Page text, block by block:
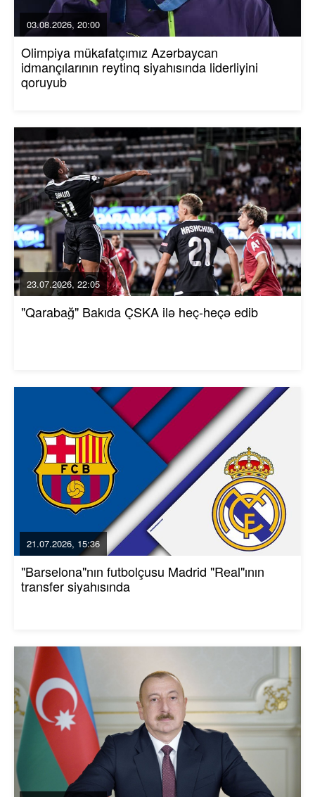
03.08.2026, 20:00
Olimpiya mükafatçımız Azərbaycan
idmançılarının reytinq siyahısında liderliyini
qoruyub
23.07.2026, 22:05
"Qarabağ" Bakıda ÇSKA ilə heç-heçə edib
21.07.2026, 15:36
"Barselona"nın futbolçusu Madrid "Real"ının
transfer siyahısında